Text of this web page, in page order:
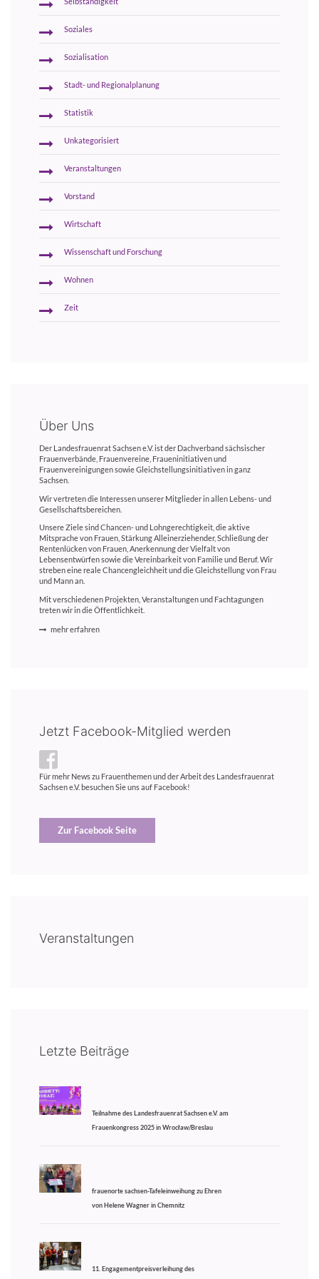
Selbständigkeit
Soziales
Sozialisation
Stadt- und Regionalplanung
Statistik
Unkategorisiert
Veranstaltungen
Vorstand
Wirtschaft
Wissenschaft und Forschung
Wohnen
Zeit
Über Uns
Der Landesfrauenrat Sachsen e.V. ist der Dachverband sächsischer
Frauenverbände, Frauenvereine, Fraueninitiativen und
Frauenvereinigungen sowie Gleichstellungsinitiativen in ganz
Sachsen.
Wir vertreten die Interessen unserer Mitglieder in allen Lebens- und
Gesellschaftsbereichen.
Unsere Ziele sind Chancen- und Lohngerechtigkeit, die aktive
Mitsprache von Frauen, Stärkung Alleinerziehender, Schließung der
Rentenlücken von Frauen, Anerkennung der Vielfalt von
Lebensentwürfen sowie die Vereinbarkeit von Familie und Beruf. Wir
streben eine reale Chancengleichheit und die Gleichstellung von Frau
und Mann an.
Mit verschiedenen Projekten, Veranstaltungen und Fachtagungen
treten wir in die Öffentlichkeit.
mehr erfahren
Jetzt Facebook-Mitglied werden
Für mehr News zu Frauenthemen und der Arbeit des Landesfrauenrat
Sachsen e.V. besuchen Sie uns auf Facebook!
Zur Facebook Seite
Veranstaltungen
Letzte Beiträge
Teilnahme des Landesfrauenrat Sachsen e.V. am
Frauenkongress 2025 in Wrocław/Breslau
frauenorte sachsen-Tafeleinweihung zu Ehren
von Helene Wagner in Chemnitz
11. Engagementpreisverleihung des